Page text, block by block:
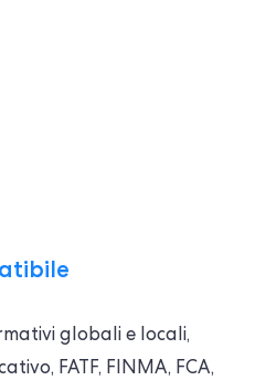
globali e locali,
FATF, FINMA, FCA,